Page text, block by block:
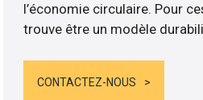
l’économie circulaire. Pour
trouve être un modèle
CONTACTEZ-NOUS